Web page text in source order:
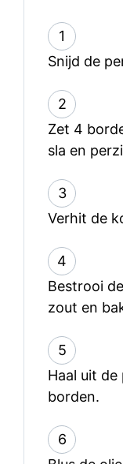
1
Snijd de
2
Zet 4
sla en
3
Verhit de
4
Bestrooi
zout en
5
Haal uit
borden.
6